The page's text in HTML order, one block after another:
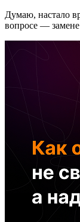
Думаю, настало
вопросе —